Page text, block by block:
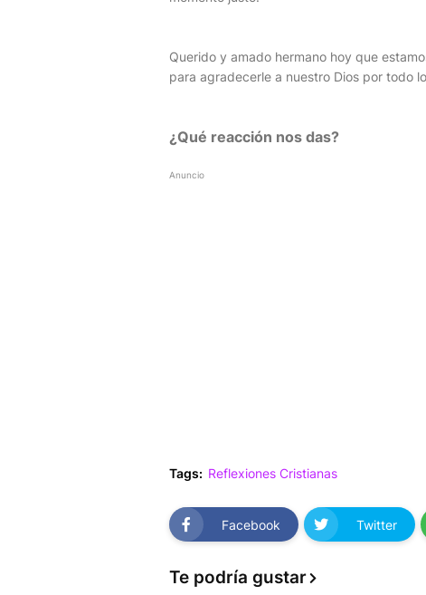
Querido y amado hermano hoy que
para agradecerle a nuestro Dios por todo
¿Qué reacción nos das?
Anuncio
Tags: Reflexiones Cristianas
Facebook Twitter
Te podría gustar